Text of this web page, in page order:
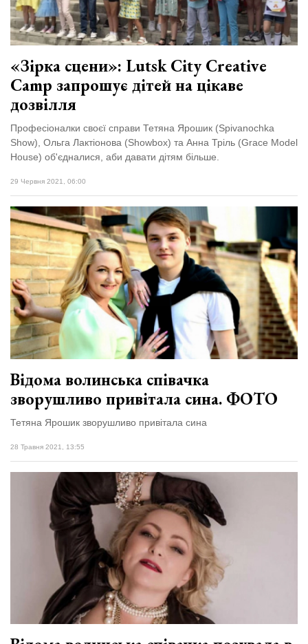
«Зірка сцени»: Lutsk City Creative
Camp запрошує дітей на цікаве
дозвілля
Професіоналки своєї справи Тетяна Ярошик (Spivanochka
Show), Ольга Лактіонова (Showbox) та Анна Тріль (Grace Model
House) об'єдналися, аби давати дітям більше.
29 Червня 2021, 06:00
Відома волинська співачка
зворушливо привітала сина. ФОТО
Тетяна Ярошик зворушливо привітала сина
28 Травня 2021, 13:55